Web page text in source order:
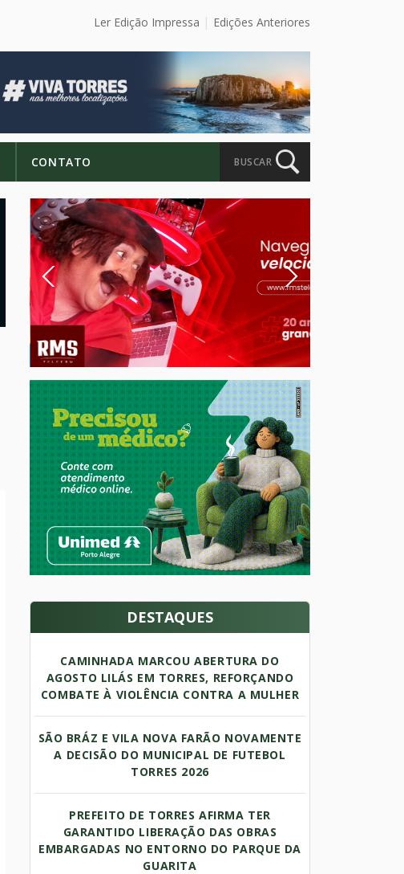
Ler Edição Impressa Edições Anteriores
CONTATO BUSCAR
Previous Next
DESTAQUES
CAMINHADA MARCOU ABERTURA DO
AGOSTO LILÁS EM TORRES, REFORÇANDO
COMBATE À VIOLÊNCIA CONTRA A MULHER
SÃO BRÁZ E VILA NOVA FARÃO NOVAMENTE
A DECISÃO DO MUNICIPAL DE FUTEBOL
TORRES 2026
PREFEITO DE TORRES AFIRMA TER
GARANTIDO LIBERAÇÃO DAS OBRAS
EMBARGADAS NO ENTORNO DO PARQUE DA
GUARITA